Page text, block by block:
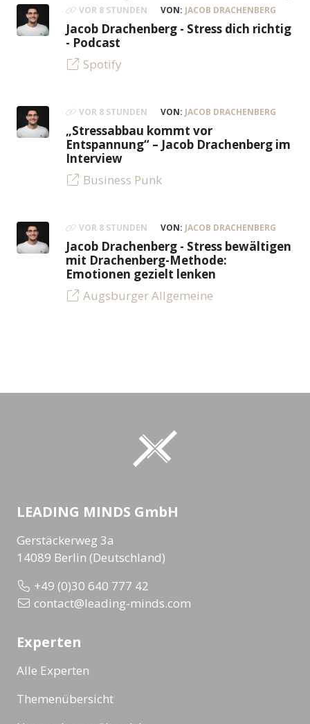
VOR 8 STUNDEN VON: JACOB DRACHENBERG
Jacob Drachenberg - Stress dich richtig
- Podcast
Spotify
VOR 8 STUNDEN VON: JACOB DRACHENBERG
„Stressabbau kommt vor
Entspannung“ – Jacob Drachenberg im
Interview
Business Punk
VOR 8 STUNDEN VON: JACOB DRACHENBERG
Jacob Drachenberg - Stress bewältigen
mit Drachenberg-Methode:
Emotionen gezielt lenken
Augsburger Allgemeine
LEADING MINDS GmbH
Gerstäckerweg 3a
14089 Berlin (Deutschland)
+49 (0)30 640 777 42
contact@leading-minds.com
Experten
Alle Experten
Themenübersicht